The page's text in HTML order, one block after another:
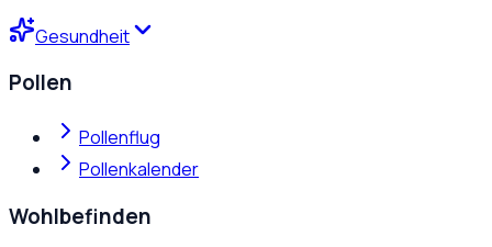
Gesundheit
Pollen
Pollenflug
Pollenkalender
Wohlbefinden